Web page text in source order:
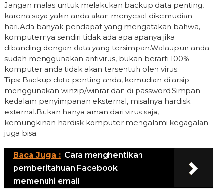
Jangan malas untuk melakukan backup data penting,
karena saya yakin anda akan menyesal dikemudian
hari.Ada banyak pendapat yang mengatakan bahwa,
komputernya sendiri tidak ada apa apanya jika
dibanding dengan data yang tersimpan.Walaupun anda
sudah menggunakan antivirus, bukan berarti 100%
komputer anda tidak akan tersentuh oleh virus.
Tips: Backup data penting anda, kemudian di arsip
menggunakan winzip/winrar dan di password.Simpan
kedalam penyimpanan eksternal, misalnya hardisk
external.Bukan hanya aman dari virus saja,
kemungkinan hardisk komputer mengalami kegagalan
juga bisa.
Baca Juga : Cara menghentikan
pemberitahuan Facebook
memenuhi email